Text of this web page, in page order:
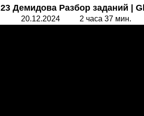
Демидова Разбор заданий |
20.12.2024 2 часа 37 мин.